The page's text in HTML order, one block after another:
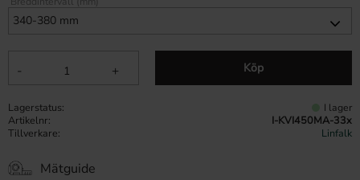
+
- Köp
Lagerstatus I lager
Artikelnr I-KVI450MA-33x
Mätguide
Tillverkare Linfalk